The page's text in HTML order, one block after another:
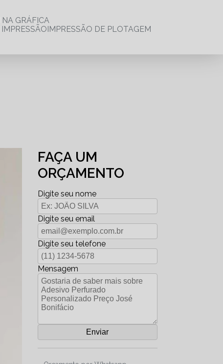
NA GRÁFICA
IMPRESSÃO IMPRESSÃO DE PLOTAGEM
FAÇA UM
ORÇAMENTO
Digite seu nome
Digite seu email
Digite seu telefone
Mensagem